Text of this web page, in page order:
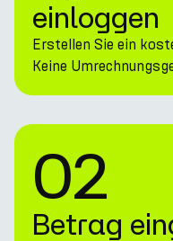
einloggen
Erstellen Sie ein
Keine
02
Betrag